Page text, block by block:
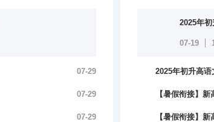
07-29
07-29
07-29
2025年初
07-19
2025年初升高语
152浏览
【暑假衔接】新
533浏览
【暑假衔接】